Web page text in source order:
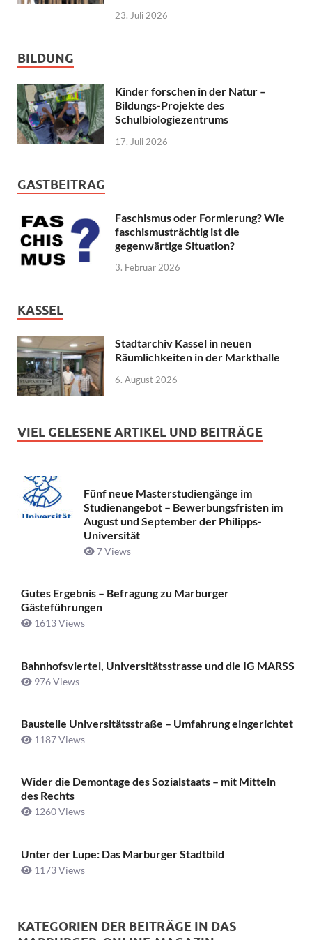
23. Juli 2026
BILDUNG
Kinder forschen in der Natur –
Bildungs-Projekte des
Schulbiologiezentrums
17. Juli 2026
GASTBEITRAG
Faschismus oder Formierung? Wie
faschismusträchtig ist die
gegenwärtige Situation?
3. Februar 2026
KASSEL
Stadtarchiv Kassel in neuen
Räumlichkeiten in der Markthalle
6. August 2026
VIEL GELESENE ARTIKEL UND BEITRÄGE
Fünf neue Masterstudiengänge im
Studienangebot – Bewerbungsfristen im
August und September der Philipps-
Universität
7 Views
Gutes Ergebnis – Befragung zu Marburger
Gästeführungen
1613 Views
Bahnhofsviertel, Universitätsstrasse und die IG MARSS
976 Views
Baustelle Universitätsstraße ­– Umfahrung eingerichtet
1187 Views
Wider die Demontage des Sozialstaats – mit Mitteln
des Rechts
1260 Views
Unter der Lupe: Das Marburger Stadtbild
1173 Views
KATEGORIEN DER BEITRÄGE IN DAS